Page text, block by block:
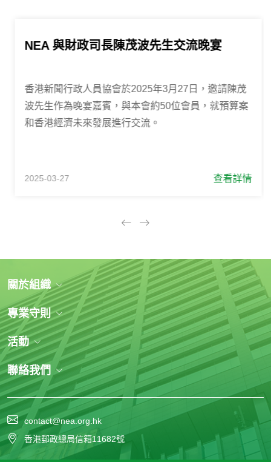
NEA 與財政司長陳茂波先生交流晚宴
香港新聞行政人員協會於2025年3月27日，邀請陳茂
波先生作為晚宴嘉賓，與本會約50位會員，就預算案
和香港經濟未來發展進行交流。
2025-03-27 查看詳情
contact@nea.org.hk
香港郵政總局信箱11682號
關於組織
專業守則
活動
聯絡我們